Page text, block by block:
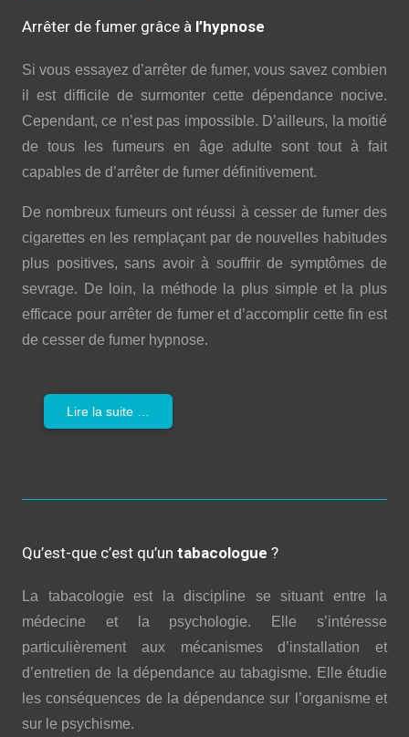
Arrêter de fumer grâce à l’hypnose
Si vous essayez d’arrêter de fumer, vous savez combien
il est difficile de surmonter cette dépendance nocive.
Cependant, ce n’est pas impossible. D’ailleurs, la moitié
de tous les fumeurs en âge adulte sont tout à fait
capables de d’arrêter de fumer définitivement.
De nombreux fumeurs ont réussi à cesser de fumer des
cigarettes en les remplaçant par de nouvelles habitudes
plus positives, sans avoir à souffrir de symptômes de
sevrage. De loin, la méthode la plus simple et la plus
efficace pour arrêter de fumer et d’accomplir cette fin est
de cesser de fumer hypnose.
Lire la suite …
Qu’est-que c’est qu’un tabacologue ?
La tabacologie est la discipline se situant entre la
médecine et la psychologie. Elle s’intéresse
particulièrement aux mécanismes d’installation et
d’entretien de la dépendance au tabagisme. Elle étudie
les conséquences de la dépendance sur l’organisme et
sur le psychisme.